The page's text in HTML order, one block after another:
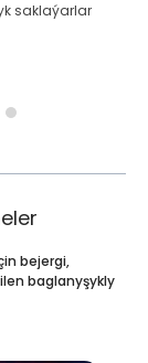
saklaýarlar
bejergi,
baglanyşykly